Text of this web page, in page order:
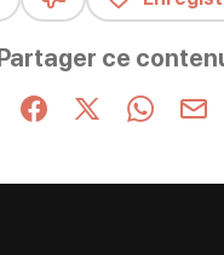
Partager ce
Partager sur Facebook
Partager sur X /
Partager